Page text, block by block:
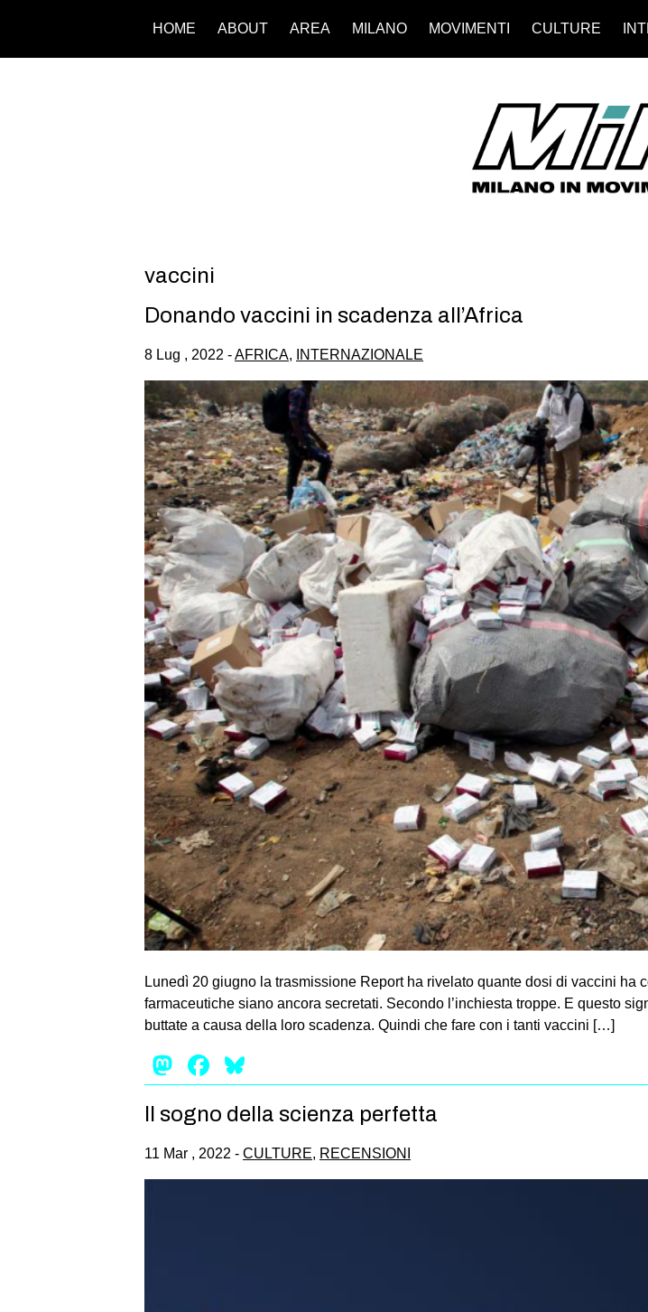
HOME ABOUT AREA MILANO MOVIMENTI CULTURE
vaccini
Donando vaccini in scadenza all’Africa
8 Lug , 2022 -AFRICA, INTERNAZIONALE
Lunedì 20 giugno la trasmissione Report ha rivelato quante dosi di vaccini ha
farmaceutiche siano ancora secretati. Secondo l’inchiesta troppe. E questo
buttate a causa della loro scadenza. Quindi che fare con i tanti vaccini […]
Mastodon
Facebook
Il sogno della scienza perfetta
11 Mar , 2022 - CULTURE, RECENSIONI